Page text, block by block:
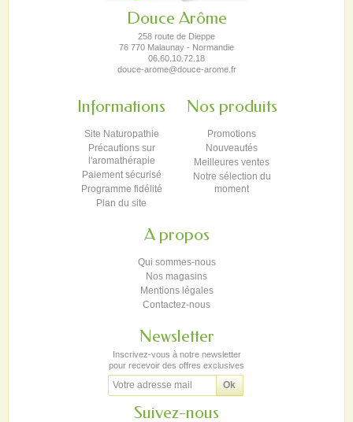
Douce Arôme
258 route de Dieppe
76 770 Malaunay - Normandie
06.60.10.72.18
douce-arome@douce-arome.fr
Informations
Site Naturopathie
Précautions sur
l'aromathérapie
Paiement sécurisé
Programme fidélité
Plan du site
Nos produits
Promotions
Nouveautés
Meilleures ventes
Notre sélection du
moment
A propos
Qui sommes-nous
Nos magasins
Mentions légales
Contactez-nous
Newsletter
Inscrivez-vous à notre newsletter
pour recevoir des offres exclusives
Suivez-nous